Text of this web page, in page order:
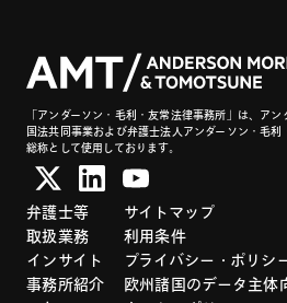
「アンダーソン・毛利・友常法律事務所」は、ア
国法共同事業および弁護士法人アンダーソン・毛利
総称として使用しております。
弁護士等
取扱業務
インサイト
事務所紹介
サイトマップ
利用条件
プライバシー・ポリシ
欧州諸国のデータ主体